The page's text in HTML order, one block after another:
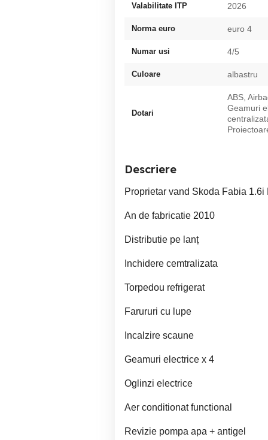
Valabilitate ITP 2026
Norma euro euro 4
Numar usi 4/5
Culoare albastru
Dotari
ABS,
Geamuri
Descriere
Proprietar vand Skoda Fabia 1.6i
An de fabricatie 2010
Distributie pe lanț
Inchidere cemtralizata
Torpedou refrigerat
Farururi cu lupe
Incalzire scaune
Geamuri electrice x 4
Oglinzi electrice
Aer conditionat functional
Revizie pompa apa + antigel